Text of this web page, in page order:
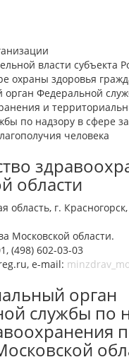
власти субъекта
охраны здоровья
Федеральной
и
по надзору в сфере
человека
области
область, г.
Московской области.
(498) 602-03-03
e-mail:
орган
службы по